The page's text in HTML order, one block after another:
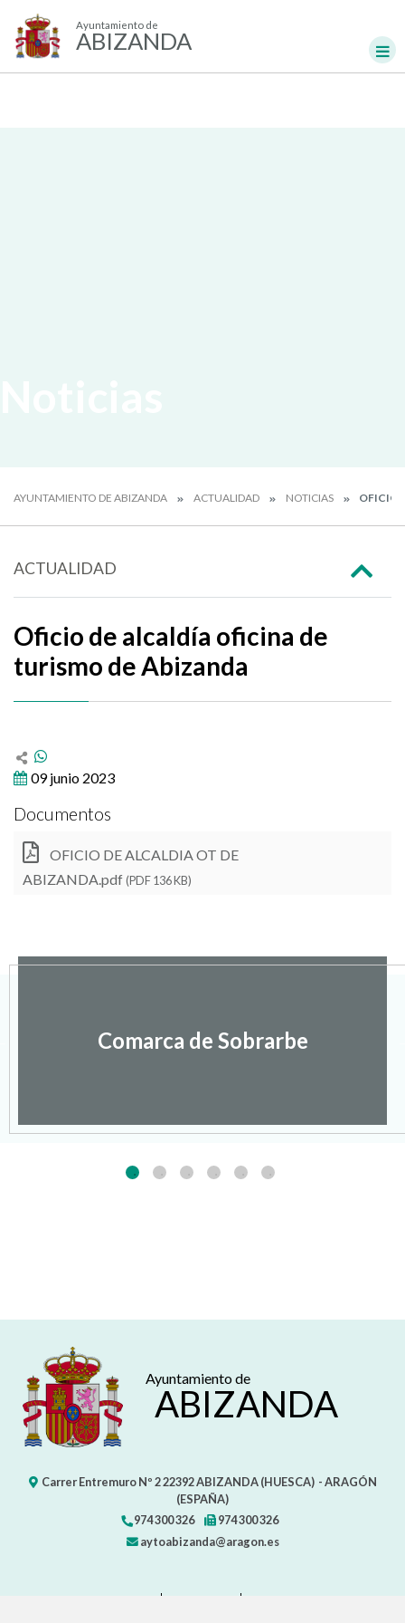
Ayuntamiento de
ABIZANDA
AYUNTAMIENTO DE ABIZANDA ACTUALIDAD NOTICIAS OFICIO
ACTUALIDAD
Oficio de alcaldía oficina de
turismo de Abizanda
09 junio 2023
Documentos
OFICIO DE ALCALDIA OT DE
ABIZANDA.pdf(PDF 136 KB)
Comarca de Sobrarbe
Ayuntamiento de
ABIZANDA
Carrer Entremuro Nº 222392ABIZANDA (HUESCA) - ARAGÓN
(ESPAÑA)
974 300 326
974 300 326
aytoabizanda@aragon.es